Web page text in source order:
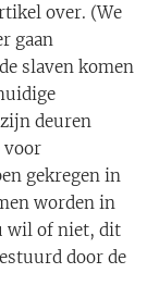
over. (We
gaan
slaven komen
deuren
voor
gekregen in
worden in
wil of niet, dit
door de